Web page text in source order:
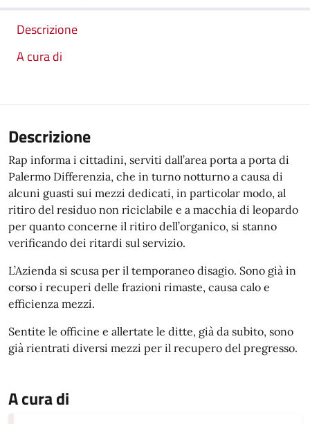
Descrizione
A cura di
Descrizione
Rap informa i cittadini, serviti dall’area porta a porta di
Palermo Differenzia, che in turno notturno a causa di
alcuni guasti sui mezzi dedicati, in particolar modo, al
ritiro del residuo non riciclabile e a macchia di leopardo
per quanto concerne il ritiro dell’organico, si stanno
verificando dei ritardi sul servizio.
L’Azienda si scusa per il temporaneo disagio. Sono già in
corso i recuperi delle frazioni rimaste, causa calo e
efficienza mezzi.
Sentite le officine e allertate le ditte, già da subito, sono
già rientrati diversi mezzi per il recupero del pregresso.
A cura di